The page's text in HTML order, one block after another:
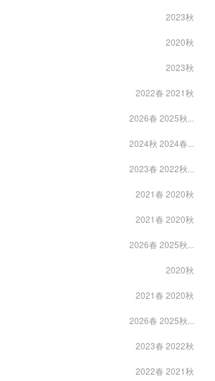
2023秋
2020秋
2023秋
2022春 2021秋
2026春 2025秋...
2024秋 2024春...
2023春 2022秋...
2021春 2020秋
2021春 2020秋
2026春 2025秋...
2020秋
2021春 2020秋
2026春 2025秋...
2023春 2022秋
2022春 2021秋